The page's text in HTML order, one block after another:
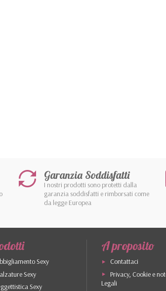
Garanzia Soddisfatti
I nostri prodotti sono protetti dalla
garanzia soddisfatti e rimborsati come
da legge Europea
Sexy
Sexy
Sexy
A proposito
Contattaci
Privacy, Cookie e
Legali